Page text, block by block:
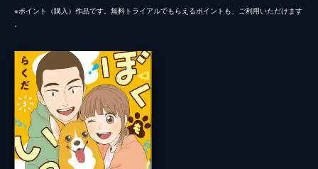
※ポイント（購⼊）作品です。無料トライアルでもらえるポイントも、ご利⽤いただけます
。